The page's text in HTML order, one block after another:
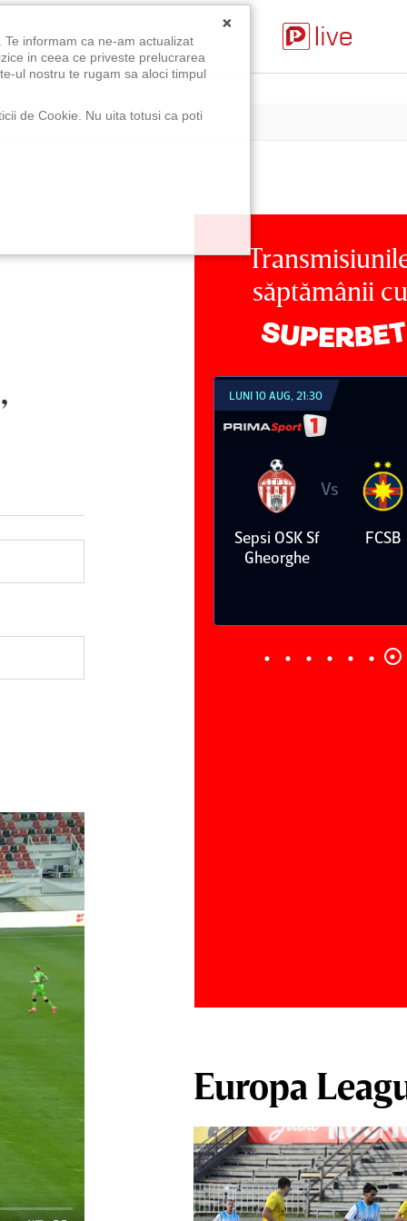
săptămânii cu
10 AUG, 18:30
Botoşani
LUNI 10 AUG, 21:30
Sepsi OSK Sf
Gheorghe
Vs
FCSB
Europa
×
informam ca ne-am actualizat
in ceea ce priveste prelucrarea
ul nostru te rugam sa aloci timpul
de Cookie. Nu uita totusi ca poti